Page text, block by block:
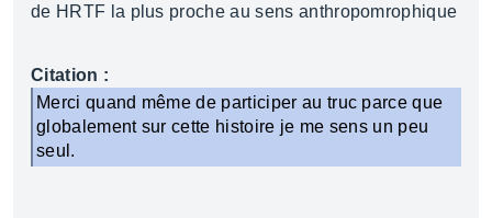
de HRTF la plus proche au sens anthropomrophique
Citation :
Merci quand même de participer au truc parce que
globalement sur cette histoire je me sens un peu
seul.